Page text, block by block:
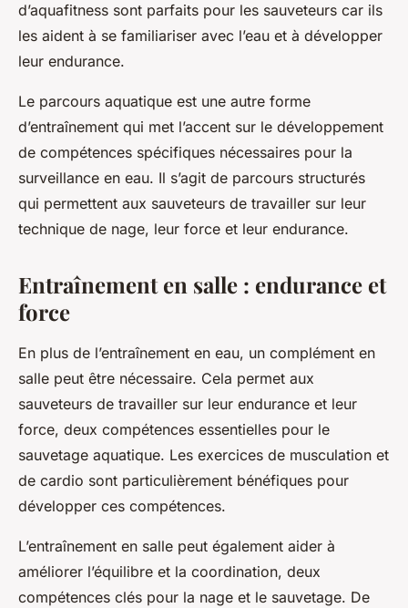
d’aquafitness sont parfaits pour les sauveteurs car ils
les aident à se familiariser avec l’eau et à développer
leur endurance.
Le parcours aquatique est une autre forme
d’entraînement qui met l’accent sur le développement
de compétences spécifiques nécessaires pour la
surveillance en eau. Il s’agit de parcours structurés
qui permettent aux sauveteurs de travailler sur leur
technique de nage, leur force et leur endurance.
Entraînement en salle : endurance et
force
En plus de l’entraînement en eau, un complément en
salle peut être nécessaire. Cela permet aux
sauveteurs de travailler sur leur endurance et leur
force, deux compétences essentielles pour le
sauvetage aquatique. Les exercices de musculation et
de cardio sont particulièrement bénéfiques pour
développer ces compétences.
L’entraînement en salle peut également aider à
améliorer l’équilibre et la coordination, deux
compétences clés pour la nage et le sauvetage. De